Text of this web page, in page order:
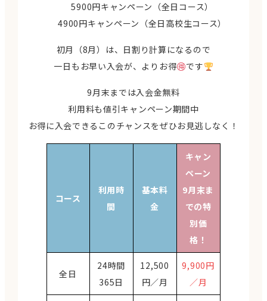
5900円キャンペーン（全日コース）
4900円キャンペーン（全日高校生コース）
初月（8月）は、日割り計算になるので
一日もお早い入会が、よりお得
です
9月末までは入会金無料
利用料も値引キャンペーン期間中
お得に入会できるこのチャンスをぜひお見逃しなく！
コース
利用時
間
基本料
金
キャン
ペーン
9月末ま
での特
別価
格！
全日
24時間
365日
12,500
円／月
9,900円
／月